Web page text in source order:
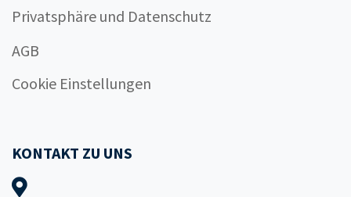
Privatsphäre und Datenschutz
AGB
Cookie Einstellungen
KONTAKT ZU UNS